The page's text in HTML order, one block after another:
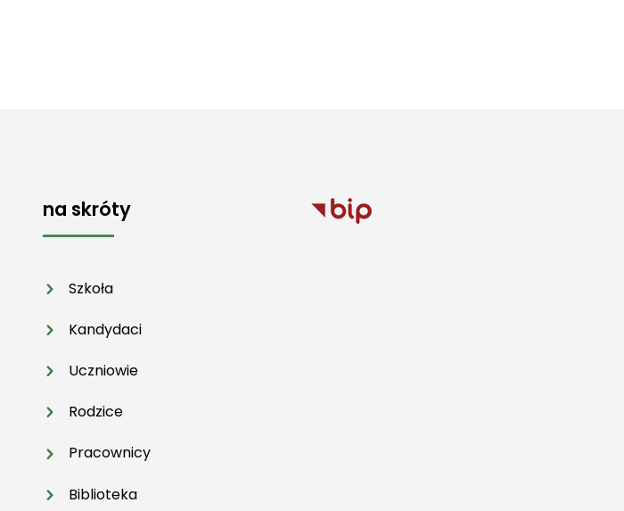
na skróty
Szkoła
Kandydaci
Uczniowie
Rodzice
Pracownicy
Biblioteka